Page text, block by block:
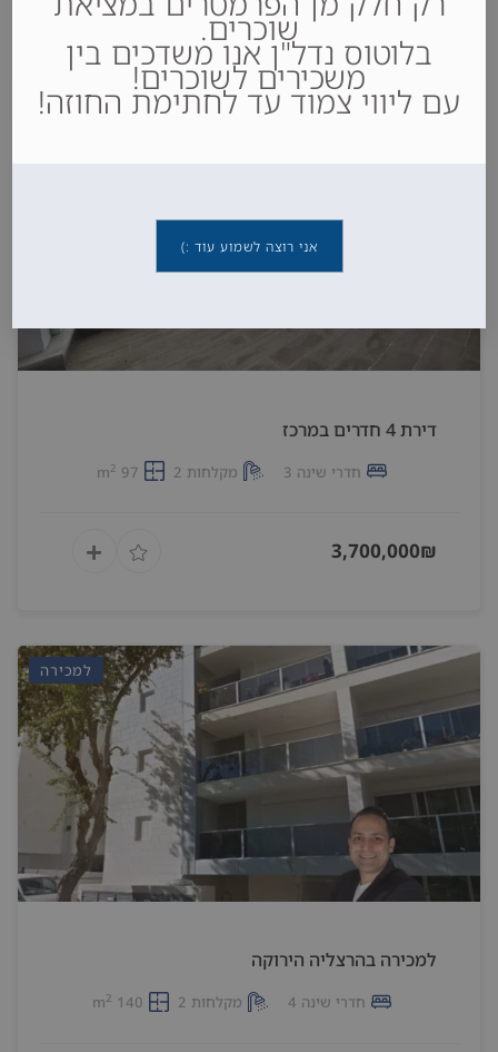
6,550,000₪
דירת 4 חדרים במרכז
חדרי שינה 3 מקלחות 2 97 m
2
3,700,000₪
למכירה
למכירה בהרצליה הירוקה
חדרי שינה 4 מקלחות 2 140 m
2
שוכרים.
בלוטוס נדל"ן אנו משדכים בין
משכירים לשוכרים!
עם ליווי צמוד עד לחתימת החוזה!
אני רוצה לשמוע עוד :)